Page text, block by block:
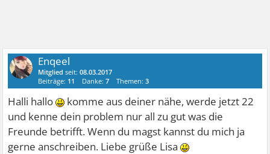
Enqeel
Mitglied seit:08.03.2017
Beiträge: 11 Danke:7 Themen:3
Halli hallo
komme aus deiner nähe, werde jetzt 22
und kenne dein problem nur all zu gut was die
Freunde betrifft. Wenn du magst kannst du mich ja
gerne anschreiben. Liebe grüße Lisa